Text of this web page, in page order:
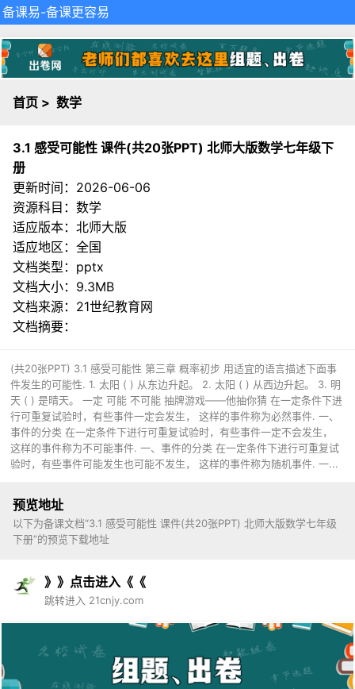
备课易-备课更容易
首页 > 数学
3.1 感受可能性 课件(共20张PPT) 北师大版数学七年级下
册
更新时间：2026-06-06
资源科目：数学
适应版本：北师大版
适应地区：全国
文档类型：pptx
文档大小：9.3MB
文档来源： 21世纪教育网
文档摘要：
(共20张PPT) 3.1 感受可能性 第三章 概率初步 用适宜的语言描述下面事
件发生的可能性. 1. 太阳 ( ) 从东边升起。 2. 太阳 ( ) 从西边升起。 3. 明
天 ( ) 是晴天。 一定 可能 不可能 抽牌游戏——他抽你猜 在一定条件下进
行可重复试验时，有些事件一定会发生， 这样的事件称为必然事件. 一、
事件的分类 在一定条件下进行可重复试验时，有些事件一定不会发生，
这样的事件称为不可能事件. 一、事件的分类 在一定条件下进行可重复试
验时，有些事件可能发生也可能不发生， 这样的事件称为随机事件. 一...
预览地址
以下为备课文档“3.1 感受可能性 课件(共20张PPT) 北师大版数学七年级
下册”的预览下载地址
》》点击进入《《
跳转进入 21cnjy.com